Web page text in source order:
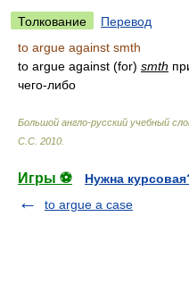
Толкование
Перевод
to argue against smth
to argue against (for) smth
чего-либо
Большой англо-русский учебный
С.С 2010
Игры ⚽
Нужна
to argue a case